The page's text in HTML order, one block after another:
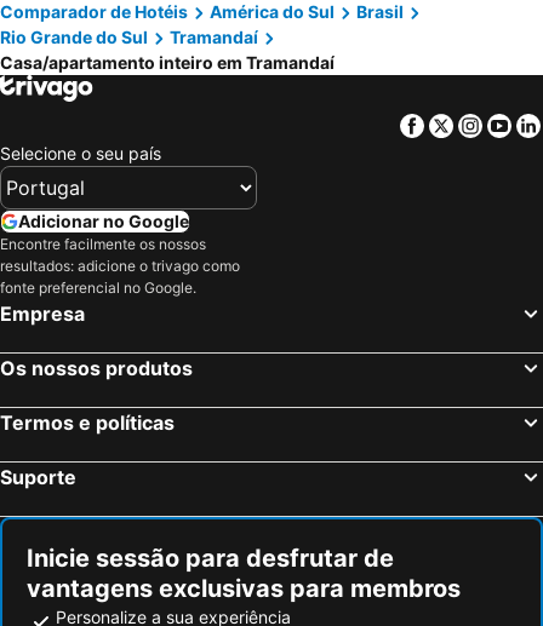
Comparador de Hotéis América do Sul
Brasil
Rio Grande do Sul
Tramandaí
Casa/apartamento inteiro em Tramandaí
Facebook
Twitter
Selecione o seu país
Adicionar no Google
Encontre facilmente os nossos
resultados: adicione o trivago como
fonte preferencial no Google.
Empresa
Os nossos produtos
Termos e políticas
Suporte
Inicie sessão para desfrutar de
vantagens exclusivas para membros
Personalize a sua experiência